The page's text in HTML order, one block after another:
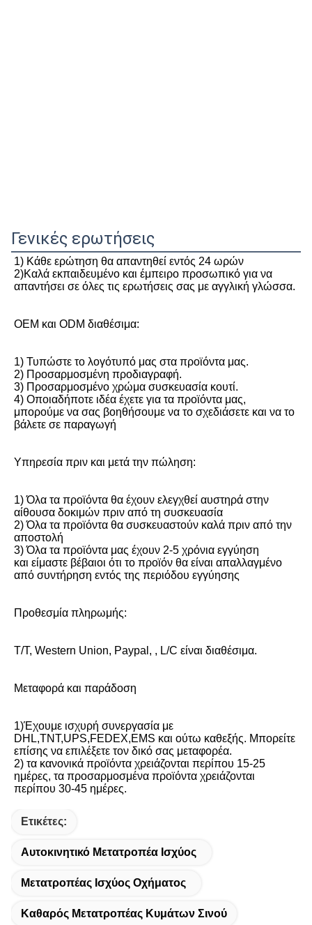
Γενικές ερωτήσεις
1) Κάθε ερώτηση θα απαντηθεί εντός 24 ωρών
2)Καλά εκπαιδευμένο και έμπειρο προσωπικό για να
απαντήσει σε όλες τις ερωτήσεις σας με αγγλική γλώσσα.
OEM και ODM διαθέσιμα:
1) Τυπώστε το λογότυπό μας στα προϊόντα μας.
2) Προσαρμοσμένη προδιαγραφή.
3) Προσαρμοσμένο χρώμα συσκευασία κουτί.
4) Οποιαδήποτε ιδέα έχετε για τα προϊόντα μας,
μπορούμε να σας βοηθήσουμε να το σχεδιάσετε και να το
βάλετε σε παραγωγή
Υπηρεσία πριν και μετά την πώληση:
1) Όλα τα προϊόντα θα έχουν ελεγχθεί αυστηρά στην
αίθουσα δοκιμών πριν από τη συσκευασία
2) Όλα τα προϊόντα θα συσκευαστούν καλά πριν από την
αποστολή
3) Όλα τα προϊόντα μας έχουν 2-5 χρόνια εγγύηση
και είμαστε βέβαιοι ότι το προϊόν θα είναι απαλλαγμένο
από συντήρηση εντός της περιόδου εγγύησης
Προθεσμία πληρωμής:
T/T, Western Union, Paypal, , L/C είναι διαθέσιμα.
Μεταφορά και παράδοση
1)Έχουμε ισχυρή συνεργασία με
DHL,TNT,UPS,FEDEX,EMS και ούτω καθεξής. Μπορείτε
επίσης να επιλέξετε τον δικό σας μεταφορέα.
2) τα κανονικά προϊόντα χρειάζονται περίπου 15-25
ημέρες, τα προσαρμοσμένα προϊόντα χρειάζονται
περίπου 30-45 ημέρες.
Ετικέτες:
Αυτοκινητικό Μετατροπέα Ισχύος
Μετατροπέας Ισχύος Οχήματος
Καθαρός Μετατροπέας Κυμάτων Σινού